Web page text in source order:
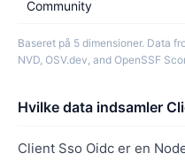
Community
Baseret på 5 dimensioner. Data
NVD, OSV.dev, and OpenSSF
Hvilke data indsamler
Client Sso Oidc er en